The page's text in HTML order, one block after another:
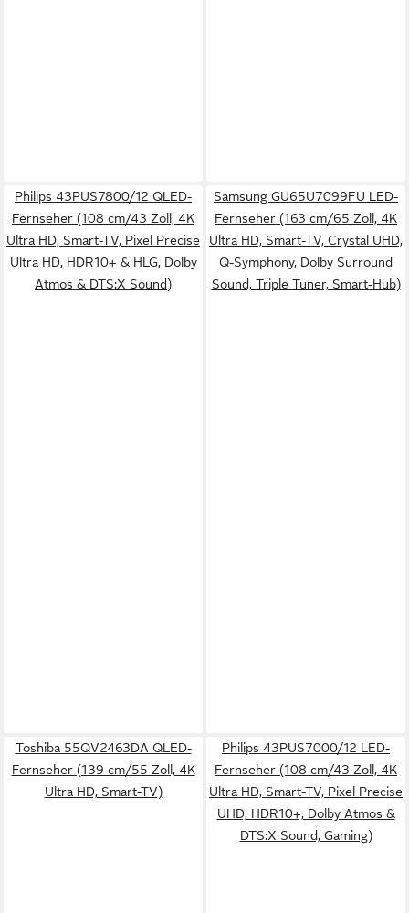
Philips 43PUS7800/12 QLED-
Fernseher (108 cm/43 Zoll, 4K
Ultra HD, Smart-TV, Pixel Precise
Ultra HD, HDR10+ & HLG, Dolby
Atmos & DTS:X Sound)
Samsung GU65U7099FU LED-
Fernseher (163 cm/65 Zoll, 4K
Ultra HD, Smart-TV, Crystal UHD,
Q-Symphony, Dolby Surround
Sound, Triple Tuner, Smart-Hub)
Toshiba 55QV2463DA QLED-
Fernseher (139 cm/55 Zoll, 4K
Ultra HD, Smart-TV)
Philips 43PUS7000/12 LED-
Fernseher (108 cm/43 Zoll, 4K
Ultra HD, Smart-TV, Pixel Precise
UHD, HDR10+, Dolby Atmos &
DTS:X Sound, Gaming)